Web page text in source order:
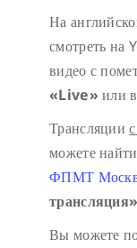
На
смотреть на
видео с
«Live»или
Трансляции
можете
ФПМТ
Вы можете